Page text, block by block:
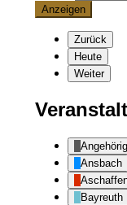
Zurück
Heute
Weiter
Ansbach
Bayreuth